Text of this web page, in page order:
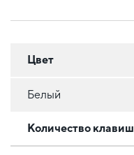
Цвет
Белый
Количество клавиш